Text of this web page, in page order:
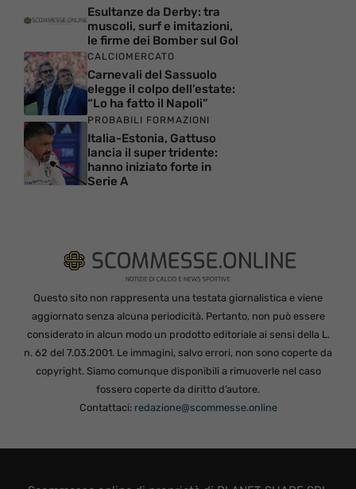
Esultanze da Derby: tra
muscoli, surf e imitazioni,
le firme dei Bomber sul Gol
CALCIOMERCATO
Carnevali del Sassuolo
elegge il colpo dell’estate:
“Lo ha fatto il Napoli”
PROBABILI FORMAZIONI
Italia-Estonia, Gattuso
lancia il super tridente:
hanno iniziato forte in
Serie A
Questo sito non rappresenta una testata giornalistica e viene
aggiornato senza alcuna periodicità. Pertanto, non può essere
considerato in alcun modo un prodotto editoriale ai sensi della L.
n. 62 del 7.03.2001. Le immagini, salvo errori, non sono coperte da
copyright. Siamo comunque disponibili a rimuoverle nel caso
fossero coperte da diritto d’autore.
Contattaci: redazione@scommesse.online